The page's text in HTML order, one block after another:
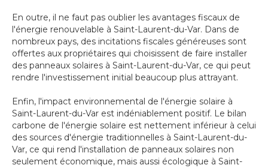
En outre, il ne faut pas oublier les avantages fiscaux de
l'énergie renouvelable à Saint-Laurent-du-Var. Dans de
nombreux pays, des incitations fiscales généreuses sont
offertes aux propriétaires qui choisissent de faire installer
des panneaux solaires à Saint-Laurent-du-Var, ce qui peut
rendre l'investissement initial beaucoup plus attrayant.
Enfin, l'impact environnemental de l'énergie solaire à
Saint-Laurent-du-Var est indéniablement positif. Le bilan
carbone de l'énergie solaire est nettement inférieur à celui
des sources d'énergie traditionnelles à Saint-Laurent-du-
Var, ce qui rend l'installation de panneaux solaires non
seulement économique, mais aussi écologique à Saint-